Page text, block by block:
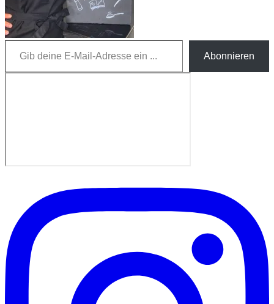
Gib deine E-Mail-Adresse ein ...
Abonnieren